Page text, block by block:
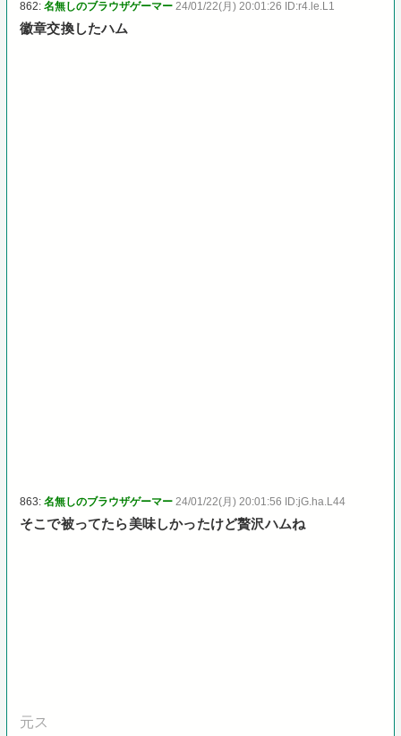
862:名無しのブラウザゲーマー 24/01/22(月) 20:01:26 ID:r4.le.L1
徽章交換したハム
863:名無しのブラウザゲーマー 24/01/22(月) 20:01:56 ID:jG.ha.L44
そこで被ってたら美味しかったけど贅沢ハムね
元ス